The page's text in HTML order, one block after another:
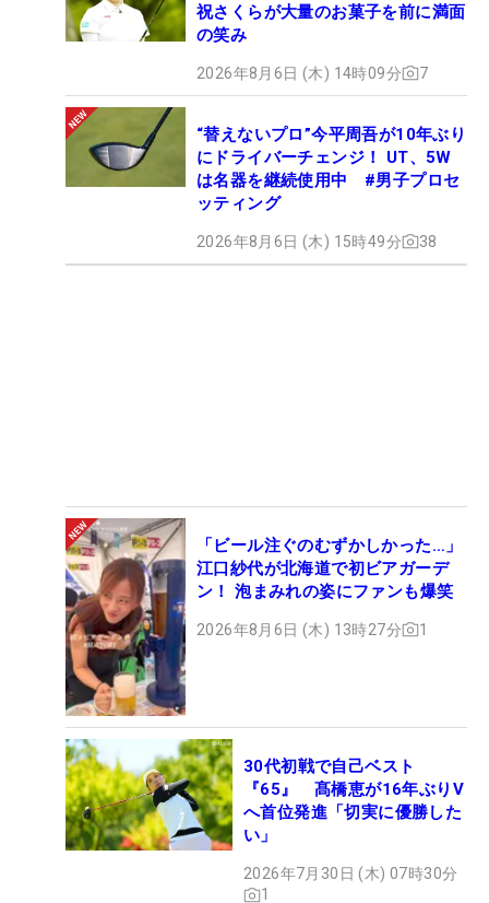
祝さくらが大量のお菓子を前に満面
の笑み
2026年8月6日 (木) 14時09分 7
“替えないプロ”今平周吾が10年ぶり
にドライバーチェンジ！ UT、5W
は名器を継続使用中 #男子プロセ
ッティング
2026年8月6日 (木) 15時49分 38
「ビール注ぐのむずかしかった…」
江口紗代が北海道で初ビアガーデ
ン！ 泡まみれの姿にファンも爆笑
2026年8月6日 (木) 13時27分 1
30代初戦で自己ベスト
『65』 髙橋恵が16年ぶりV
へ首位発進「切実に優勝した
い」
2026年7月30日 (木) 07時30分
1